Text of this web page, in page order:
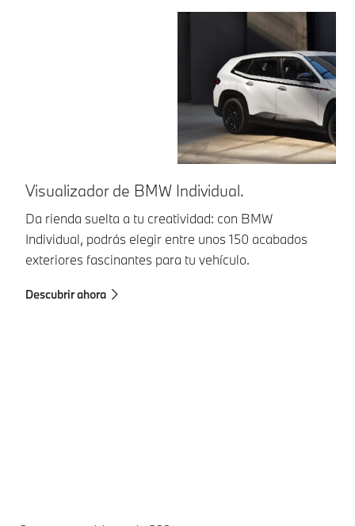
Visualizador de BMW Individual.
Da rienda suelta a tu creatividad: con BMW
Individual, podrás elegir entre unos 150 acabados
exteriores fascinantes para tu vehículo.
Descubrir ahora